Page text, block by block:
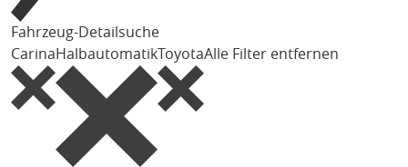
Fahrzeug-Detailsuche
CarinaHalbautomatikToyotaAlle Filter entfernen